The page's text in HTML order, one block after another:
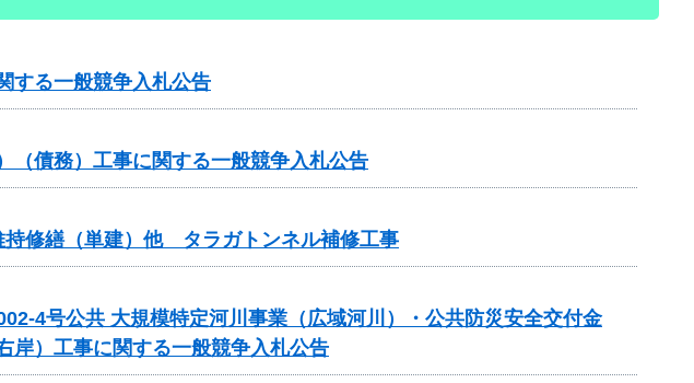
する一般競争入札公告
（債務）工事に関する一般競争入札公告
修繕（単建）他 タラガトンネル補修工事
4号公共 大規模特定河川事業（広域河川）・公共防災安全交付金
岸）工事に関する一般競争入札公告